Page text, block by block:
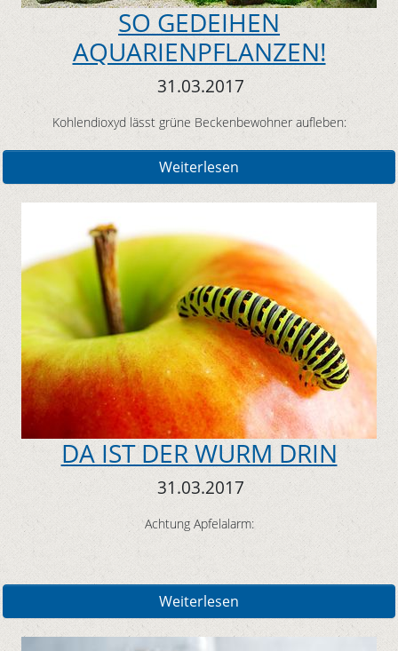
SO GEDEIHEN
AQUARIENPFLANZEN!
31.03.2017
Kohlendioxyd lässt grüne Beckenbewohner aufleben:
Weiterlesen
DA IST DER WURM DRIN
31.03.2017
Achtung Apfelalarm:
Weiterlesen